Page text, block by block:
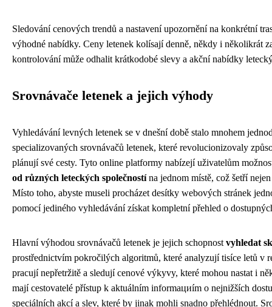
Sledování cenových trendů a nastavení upozornění na konkrétní
výhodné nabídky. Ceny letenek kolísají denně, někdy i několikrát
kontrolování může odhalit krátkodobé slevy a akční nabídky
Srovnávače letenek a jejich výhody
Vyhledávání levných letenek se v dnešní době stalo mnohem
specializovaných srovnávačů letenek, které revolucionizovaly
plánují své cesty. Tyto online platformy nabízejí uživatelům
od různých leteckých společnostína jednom místě, což šetří
Místo toho, abyste museli procházet desítky webových stránek
pomocí jediného vyhledávání získat kompletní přehled o
Hlavní výhodou srovnávačů letenek je jejich schopnost vyhledat
prostřednictvím pokročilých algoritmů, které analyzují tisíce letů v
pracují nepřetržitě a sledují cenové výkyvy, které mohou nastat i
mají cestovatelé přístup k aktuálním informациím o nejnižších
speciálních akcí a slev, které by jinak mohli snadno přehlédnout.